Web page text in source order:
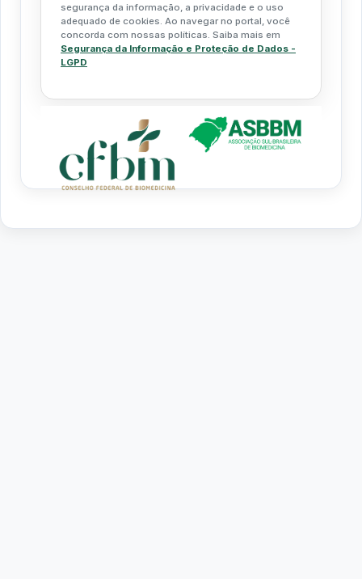
segurança da informação, a privacidade e o uso
adequado de cookies. Ao navegar no portal, você
concorda com nossas políticas. Saiba mais em
Segurança da Informação e Proteção de Dados -
LGPD